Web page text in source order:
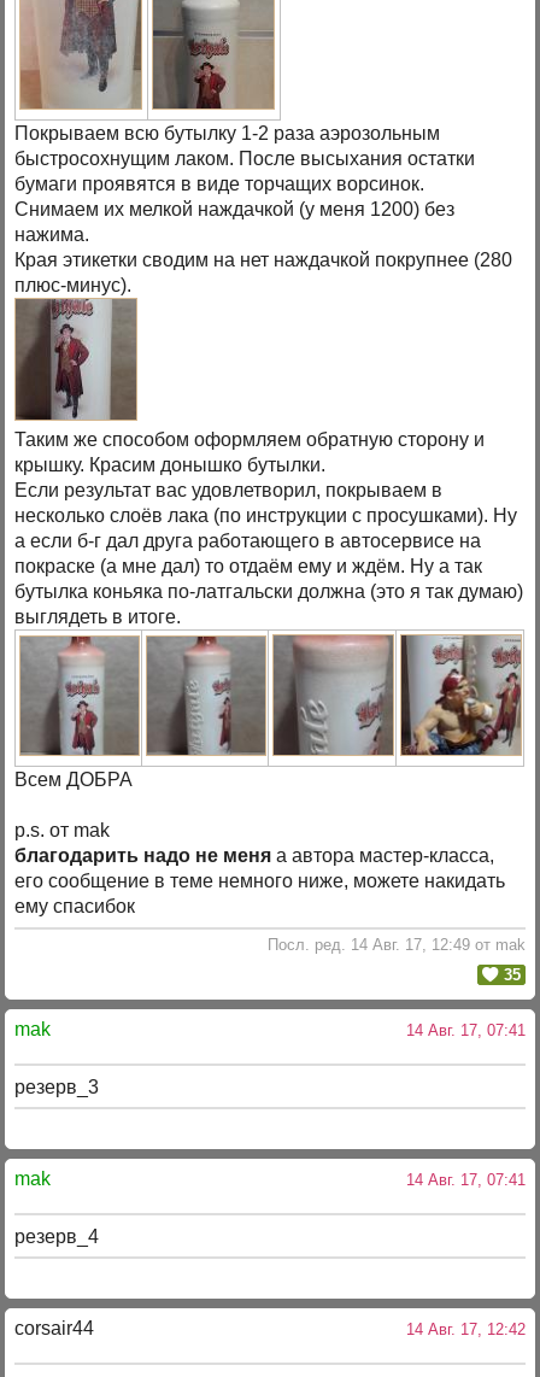
Покрываем всю бутылку 1-2 раза аэрозольным
быстросохнущим лаком. После высыхания остатки
бумаги проявятся в виде торчащих ворсинок.
Снимаем их мелкой наждачкой (у меня 1200) без
нажима.
Края этикетки сводим на нет наждачкой покрупнее (280
плюс-минус).
Таким же способом оформляем обратную сторону и
крышку. Красим донышко бутылки.
Если результат вас удовлетворил, покрываем в
несколько слоёв лака (по инструкции с просушками). Ну
а если б-г дал друга работающего в автосервисе на
покраске (а мне дал) то отдаём ему и ждём. Ну а так
бутылка коньяка по-латгальски должна (это я так думаю)
выглядеть в итоге.
Всем ДОБРА
p.s. от mak
благодарить надо не меня а автора мастер-класса,
его сообщение в теме немного ниже, можете накидать
ему спасибок
Посл. ред. 14 Авг. 17, 12:49 от mak
35
mak 14 Авг. 17, 07:41
резерв_3
mak 14 Авг. 17, 07:41
резерв_4
corsair44 14 Авг. 17, 12:42